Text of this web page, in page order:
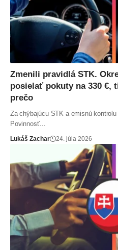
Zmenili pravidlá STK.
posielať pokuty na 330 €,
prečo
Za chýbajúcu STK a emisnú
Povinnosť…
Lukáš Zachar 24. júla 2026